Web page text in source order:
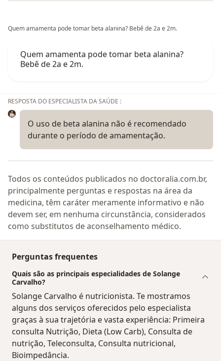
Quem amamenta pode tomar beta alanina? Bebê de 2a e 2m.
Quem amamenta pode tomar beta alanina?
Bebê de 2a e 2m.
RESPOSTA DO ESPECIALISTA DA SAÚDE :
O uso de beta alanina não é recomendado
durante o período de amamentação.
Todos os conteúdos publicados no doctoralia.com.br,
principalmente perguntas e respostas na área da
medicina, têm caráter meramente informativo e não
devem ser, em nenhuma circunstância, considerados
como substitutos de aconselhamento médico.
Perguntas frequentes
Quais são as principais especialidades de Solange
Carvalho?
Solange Carvalho é nutricionista. Te mostramos
alguns dos serviços oferecidos pelo especialista
graças à sua trajetória e vasta experiência: Primeira
consulta Nutrição, Dieta (Low Carb), Consulta de
nutrição, Teleconsulta, Consulta nutricional,
Bioimpedância.